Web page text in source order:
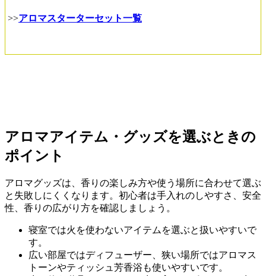
>>アロマスターターセット一覧
アロマアイテム・グッズを選ぶときの
ポイント
アロマグッズは、香りの楽しみ方や使う場所に合わせて選ぶ
と失敗しにくくなります。初心者は手入れのしやすさ、安全
性、香りの広がり方を確認しましょう。
寝室では火を使わないアイテムを選ぶと扱いやすいで
す。
広い部屋ではディフューザー、狭い場所ではアロマス
トーンやティッシュ芳香浴も使いやすいです。